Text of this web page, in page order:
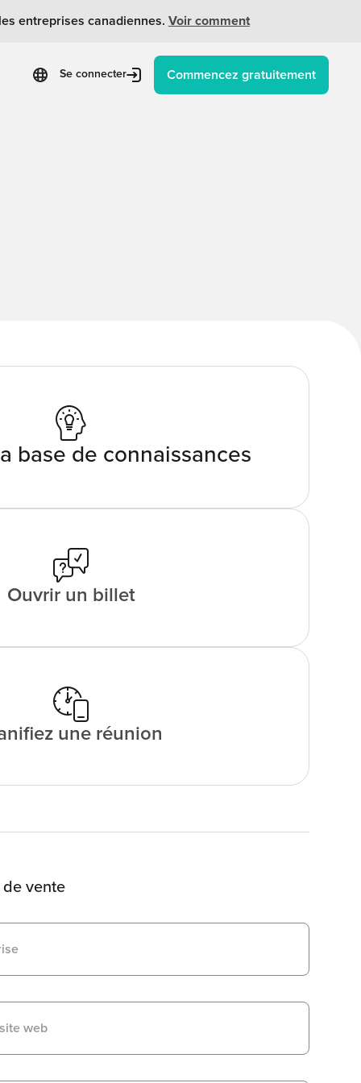
entreprises canadiennes. Voir comment
Se connecter Commencez gratuitement
base de connaissances
Ouvrir un billet
une réunion
vente